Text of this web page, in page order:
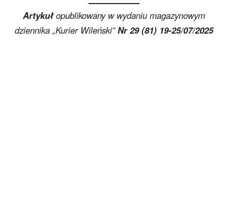
Artykułopublikowany w wydaniu magazynowym
dziennika „Kurier Wileński”Nr 29 (81) 19-25/07/2025